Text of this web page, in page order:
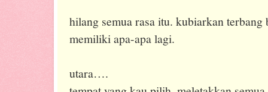
hilang semua rasa itu. kubiarkan terbang
memiliki apa-apa lagi.
utara….